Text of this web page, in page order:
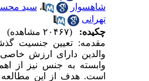
شاهسوار
،سید محسن
تهرانی
چکیده:
مقدمه: تعیین جنسیت
والدین دارای ارزش خاصی
وابسته به جنس نیز از
است. هدف از این مطالعه